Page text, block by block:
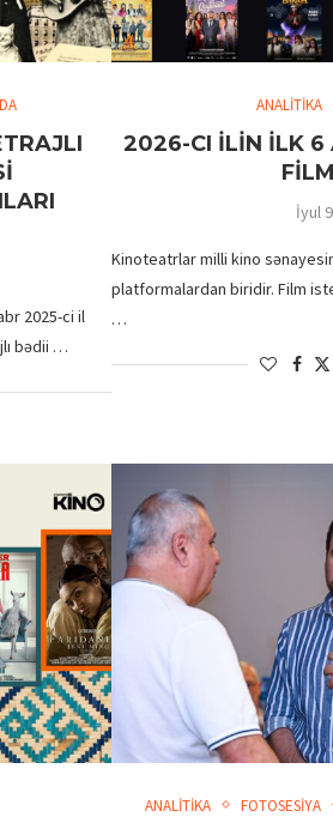
2025-ci il
bədii …
ANALİTİKA
2026-CI İLİN İLK 6
İyul
Kinoteatrlar milli kino
platformalardan biridir. Film
…
ANALİTİKA FOTOSESİYA